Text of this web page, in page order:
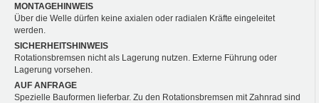
MONTAGEHINWEIS
Über die Welle dürfen keine axialen oder radialen Kräfte eingeleitet
werden.
SICHERHEITSHINWEIS
Rotationsbremsen nicht als Lagerung nutzen. Externe Führung oder
Lagerung vorsehen.
AUF ANFRAGE
Spezielle Bauformen lieferbar. Zu den Rotationsbremsen mit Zahnrad sind